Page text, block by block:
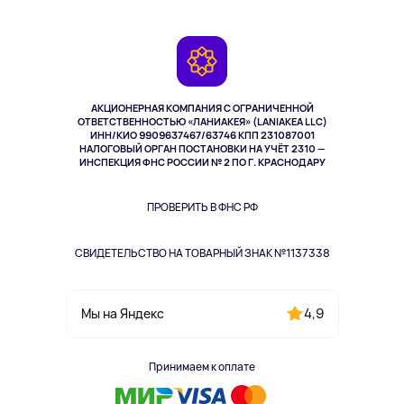
АКЦИОНЕРНАЯ КОМПАНИЯ С ОГРАНИЧЕННОЙ
ОТВЕТСТВЕННОСТЬЮ «ЛАНИАКЕЯ» (LANIAKEA LLC)
ИНН/КИО 9909637467/63746 КПП 231087001
НАЛОГОВЫЙ ОРГАН ПОСТАНОВКИ НА УЧЁТ 2310 —
ИНСПЕКЦИЯ ФНС РОССИИ № 2 ПО Г. КРАСНОДАРУ
ПРОВЕРИТЬ В ФНС РФ
СВИДЕТЕЛЬСТВО НА ТОВАРНЫЙ ЗНАК №1137338
Мы на Яндекс 4,9
Принимаем к оплате
Здоровье питомцев
Одежда и аксессуары